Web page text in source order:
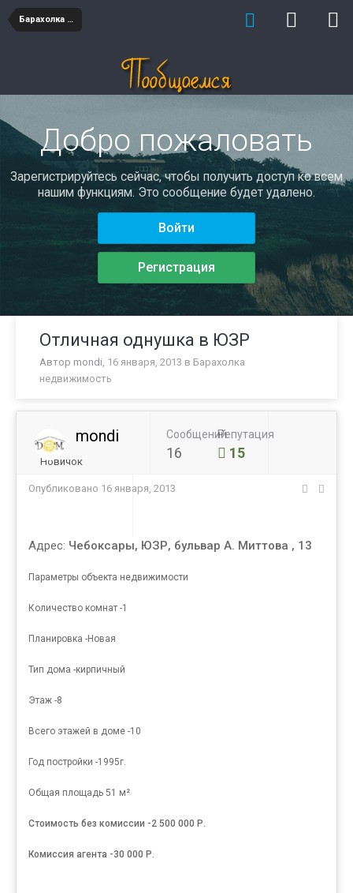
Барахолка недвижимость
Добро пожаловать
Зарегистрируйтесь сейчас, чтобы получить доступ ко всем
нашим функциям. Это сообщение будет удалено.
Войти
Регистрация
Отличная однушка в ЮЗР
Автор mondi, 16 января, 2013 в Барахолка
недвижимость
mondi
Новичок
Сообщений
16
Репутация
15
Опубликовано 16 января, 2013
Адрес: Чебоксары, ЮЗР, бульвар А. Миттова , 13
Параметры объекта недвижимости
Количество комнат -1
Планировка -Новая
Тип дома -кирпичный
Этаж -8
Всего этажей в доме -10
Год постройки -1995г.
Общая площадь 51 м²
Стоимость без комиссии -2 500 000 Р.
Комиссия агента -30 000 Р.